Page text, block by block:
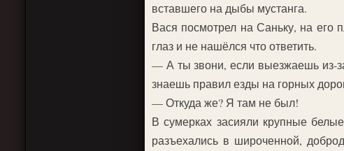
вставшего на дыбы мустанга.
Вася посмотрел на Саньку, на его
глаз и не нашёлся что ответить.
— А ты звони, если выезжаешь из-
знаешь правил езды на горных
— Откуда же? Я там не был!
В сумерках засияли крупные
разъехались в широченной,